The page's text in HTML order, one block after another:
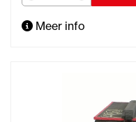
Meer info